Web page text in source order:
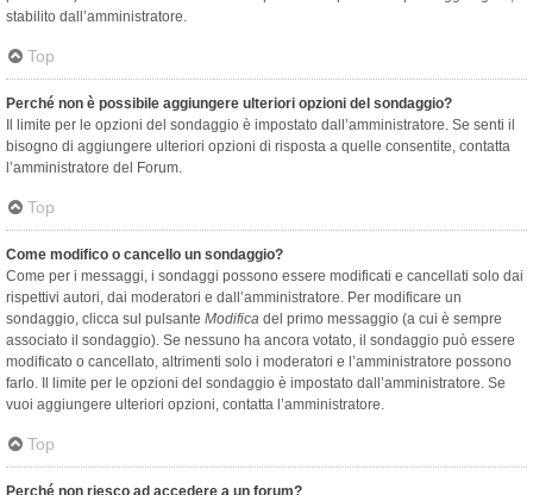
stabilito dall’amministratore.
Top
Perché non è possibile aggiungere ulteriori opzioni del sondaggio?
Il limite per le opzioni del sondaggio è impostato dall’amministratore. Se senti il
bisogno di aggiungere ulteriori opzioni di risposta a quelle consentite, contatta
l’amministratore del Forum.
Top
Come modifico o cancello un sondaggio?
Come per i messaggi, i sondaggi possono essere modificati e cancellati solo dai
rispettivi autori, dai moderatori e dall’amministratore. Per modificare un
sondaggio, clicca sul pulsante Modifica del primo messaggio (a cui è sempre
associato il sondaggio). Se nessuno ha ancora votato, il sondaggio può essere
modificato o cancellato, altrimenti solo i moderatori e l’amministratore possono
farlo. Il limite per le opzioni del sondaggio è impostato dall’amministratore. Se
vuoi aggiungere ulteriori opzioni, contatta l’amministratore.
Top
Perché non riesco ad accedere a un forum?